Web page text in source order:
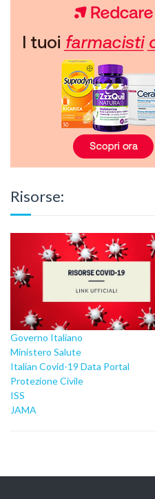
Risorse:
Governo Italiano
Ministero Salute
Italian Covid-19 Data Portal
Protezione Civile
ISS
JAMA